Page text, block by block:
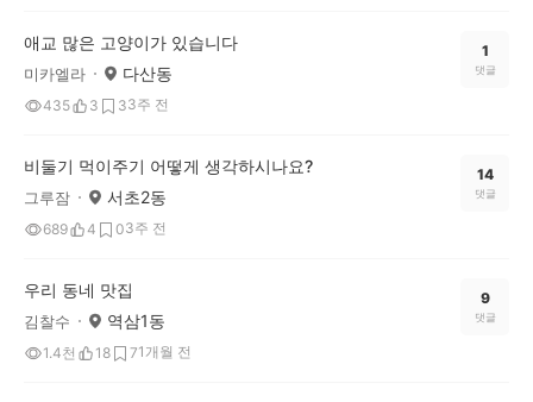
애교 많은 고양이가 있습니다
미카엘라 다산동
435 3 33주 전
1
댓글
비둘기 먹이주기 어떻게 생각하시나요?
그루잠 서초2동
689 4 03주 전
14
댓글
우리 동네 맛집
김찰수 역삼1동
1.4천 18 71개월 전
9
댓글